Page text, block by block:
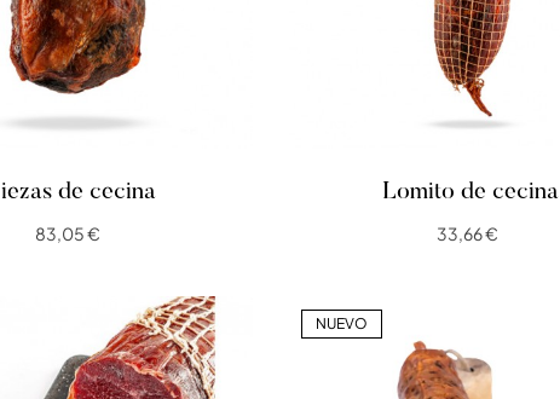
de cecina
83,05 €
Lomito de cecina
33,66 €
NUEVO